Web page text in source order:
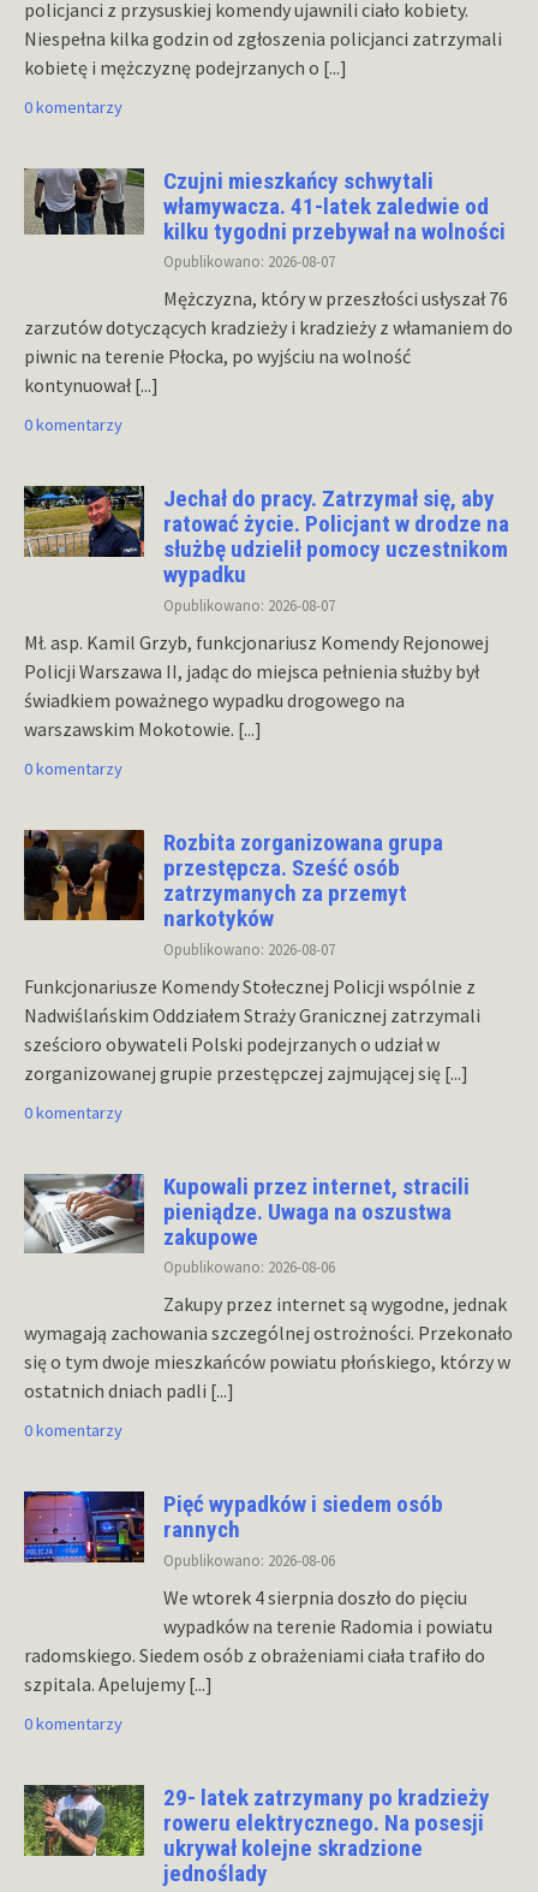
policjanci z przysuskiej komendy ujawnili ciało kobiety.
Niespełna kilka godzin od zgłoszenia policjanci zatrzymali
kobietę i mężczyznę podejrzanych o [...]
0 komentarzy
Czujni mieszkańcy schwytali
włamywacza. 41-latek zaledwie od
kilku tygodni przebywał na wolności
Opublikowano: 2026-08-07
Mężczyzna, który w przeszłości usłyszał 76
zarzutów dotyczących kradzieży i kradzieży z włamaniem do
piwnic na terenie Płocka, po wyjściu na wolność
kontynuował[...]
0 komentarzy
Jechał do pracy. Zatrzymał się, aby
ratować życie. Policjant w drodze na
służbę udzielił pomocy uczestnikom
wypadku
Opublikowano: 2026-08-07
Mł. asp. Kamil Grzyb, funkcjonariusz Komendy Rejonowej
Policji Warszawa II, jadąc do miejsca pełnienia służby był
świadkiem poważnego wypadku drogowego na
warszawskim Mokotowie. [...]
0 komentarzy
Rozbita zorganizowana grupa
przestępcza. Sześć osób
zatrzymanych za przemyt
narkotyków
Opublikowano: 2026-08-07
Funkcjonariusze Komendy Stołecznej Policji wspólnie z
Nadwiślańskim Oddziałem Straży Granicznej zatrzymali
sześcioro obywateli Polski podejrzanych o udział w
zorganizowanej grupie przestępczej zajmującej się [...]
0 komentarzy
Kupowali przez internet, stracili
pieniądze. Uwaga na oszustwa
zakupowe
Opublikowano: 2026-08-06
Zakupy przez internet są wygodne, jednak
wymagają zachowania szczególnej ostrożności. Przekonało
się o tym dwoje mieszkańców powiatu płońskiego, którzy w
ostatnich dniach padli [...]
0 komentarzy
Pięć wypadków i siedem osób
rannych
Opublikowano: 2026-08-06
We wtorek 4 sierpnia doszło do pięciu
wypadków na terenie Radomia i powiatu
radomskiego. Siedem osób z obrażeniami ciała trafiło do
szpitala. Apelujemy [...]
0 komentarzy
29- latek zatrzymany po kradzieży
roweru elektrycznego. Na posesji
ukrywał kolejne skradzione
jednoślady